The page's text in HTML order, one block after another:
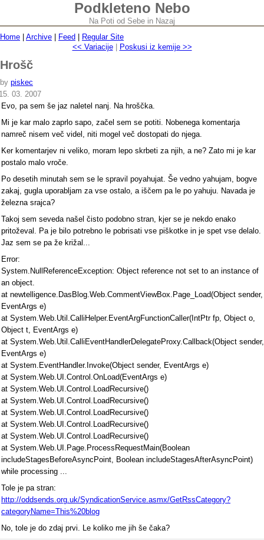
Podkleteno Nebo
Na Poti od Sebe in Nazaj
Home
Archive Feed
Regular Site
<< Variacije| Poskusi iz kemije >>
Hrošč
by piskec
03. 2007
Evo, pa sem še jaz naletel nanj. Na hroščka.
Mi je kar malo zaprlo sapo, začel sem se potiti. Nobenega komentarja
namreč nisem več videl, niti mogel več dostopati do njega.
Ker komentarjev ni veliko, moram lepo skrbeti za njih, a ne? Zato mi je kar
postalo malo vroče.
Po desetih minutah sem se le spravil poyahujat. Še vedno yahujam, bogve
zakaj, gugla uporabljam za vse ostalo, a iščem pa le po yahuju. Navada je
železna srajca?
Takoj sem seveda našel čisto podobno stran, kjer se je nekdo enako
pritoževal. Pa je bilo potrebno le pobrisati vse piškotke in je spet vse delalo.
Jaz sem se pa že križal...
Error:
System.NullReferenceException: Object reference not set to an instance of
an object.
at newtelligence.DasBlog.Web.CommentViewBox.Page_Load(Object sender,
EventArgs e)
at System.Web.Util.CalliHelper.EventArgFunctionCaller(IntPtr fp, Object o,
Object t, EventArgs e)
at System.Web.Util.CalliEventHandlerDelegateProxy.Callback(Object sender,
EventArgs e)
at System.EventHandler.Invoke(Object sender, EventArgs e)
at System.Web.UI.Control.OnLoad(EventArgs e)
at System.Web.UI.Control.LoadRecursive()
at System.Web.UI.Control.LoadRecursive()
at System.Web.UI.Control.LoadRecursive()
at System.Web.UI.Control.LoadRecursive()
at System.Web.UI.Control.LoadRecursive()
at System.Web.UI.Page.ProcessRequestMain(Boolean
includeStagesBeforeAsyncPoint, Boolean includeStagesAfterAsyncPoint)
while processing ...
Tole je pa stran:
http://oddsends.org.uk/SyndicationService.asmx/GetRssCategory?
categoryName=This%20blog
No, tole je do zdaj prvi. Le koliko me jih še čaka?